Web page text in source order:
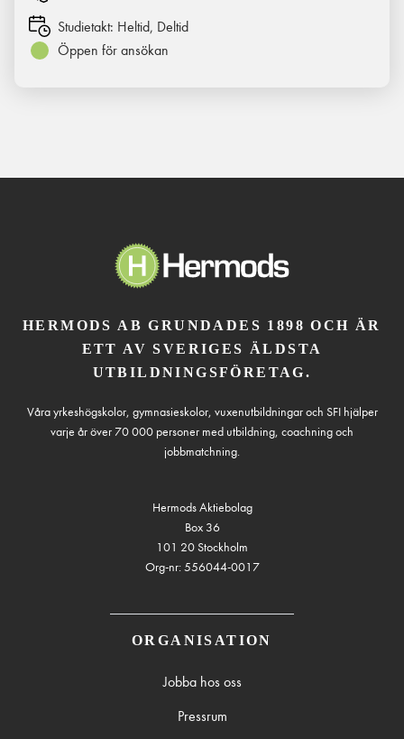
Studietakt: Heltid, Deltid
Öppen för ansökan
HERMODS AB GRUNDADES 1898 OCH ÄR
ETT AV SVERIGES ÄLDSTA
UTBILDNINGSFÖRETAG.
Våra yrkeshögskolor, gymnasieskolor, vuxenutbildningar och SFI hjälper
varje år över 70 000 personer med utbildning, coachning och
jobbmatchning.
Hermods Aktiebolag
Box 36
101 20 Stockholm
Org-nr: 556044-0017
ORGANISATION
Jobba hos oss
Pressrum